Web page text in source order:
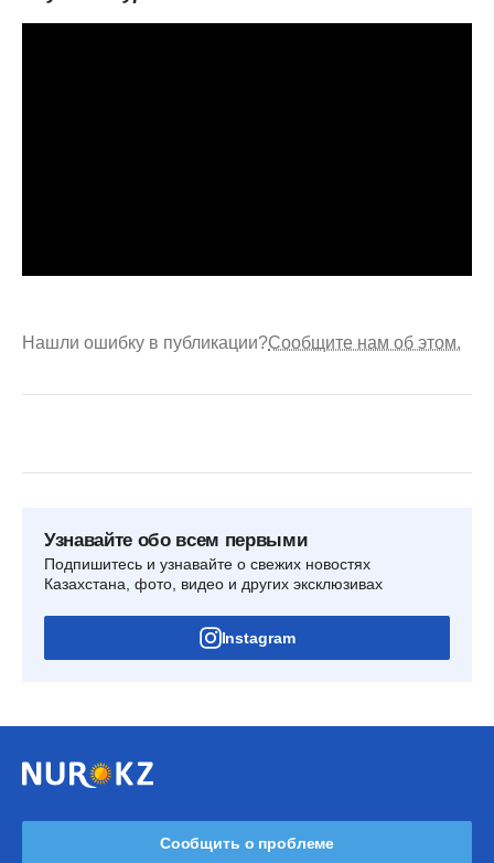
Нашли ошибку в публикации?Сообщите нам об этом.
Узнавайте обо всем первыми
Подпишитесь и узнавайте о свежих новостях
Казахстана, фото, видео и других эксклюзивах
Instagram
Сообщить о проблеме